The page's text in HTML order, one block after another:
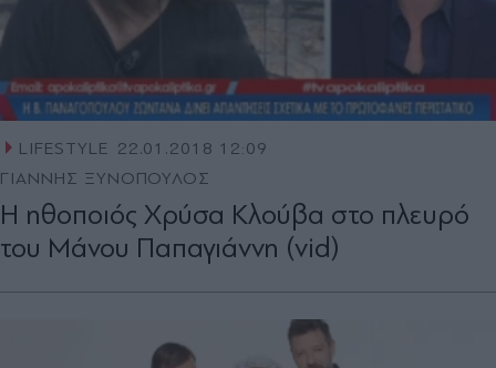
LIFESTYLE 22.01.2018 12:09
ΓΙΑΝΝΗΣ ΞΥΝΟΠΟΥΛΟΣ
Η ηθοποιός Χρύσα Κλούβα στο πλευρό
του Μάνου Παπαγιάννη (vid)